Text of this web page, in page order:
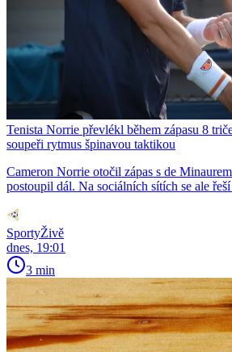
Tenista Norrie převlékl během zápasu 8
soupeři rytmus špinavou taktikou
Cameron Norrie otočil zápas s de
postoupil dál. Na sociálních sítích se ale
SportyŽivě
dnes, 19:01
3 min